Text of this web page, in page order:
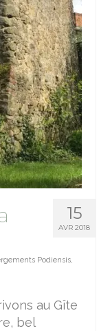
15
AVR 2018
Podiensis,
au Gîte
bel